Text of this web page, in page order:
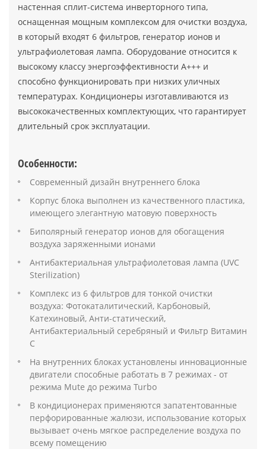
настенная сплит-система инверторного типа,
оснащенная мощным комплексом для очистки воздуха,
в который входят 6 фильтров, генератор ионов и
ультрафиолетовая лампа. Оборудование относится к
высокому классу энергоэффективности А+++ и
способно функционировать при низких уличных
температурах. Кондиционеры изготавливаются из
высококачественных комплектующих, что гарантирует
длительный срок эксплуатации.
Особенности:
Современный дизайн внутреннего блока
Корпус блока выполнен из качественного пластика,
имеющего элегантную матовую поверхность
Биполярный генератор ионов для обогащения
воздуха заряженными ионами
Антибактериальная ультрафиолетовая лампа (UVC
Sterilization)
Комплекс из 6 фильтров для тонкой очистки
воздуха: Фотокаталитический, Карбоновый,
Катехиновый, Анти-статический,
Антибактериальный серебряный и Фильтр Витамин
С
На внутренних блоках установлены инновационные
двигатели способные работать в 7 режимах - от
режима Mute до режима Turbo
В кондиционерах применяются запатентованные
перфорированные жалюзи, использование которых
вызывает очень мягкое распределение воздуха по
всему помещению